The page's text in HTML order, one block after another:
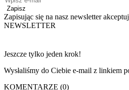
Zapisz
Zapisując się na nasz newsletter
NEWSLETTER
Jeszcze tylko jeden krok!
Wysłaliśmy do Ciebie e-mail z linkiem
KOMENTARZE (0)